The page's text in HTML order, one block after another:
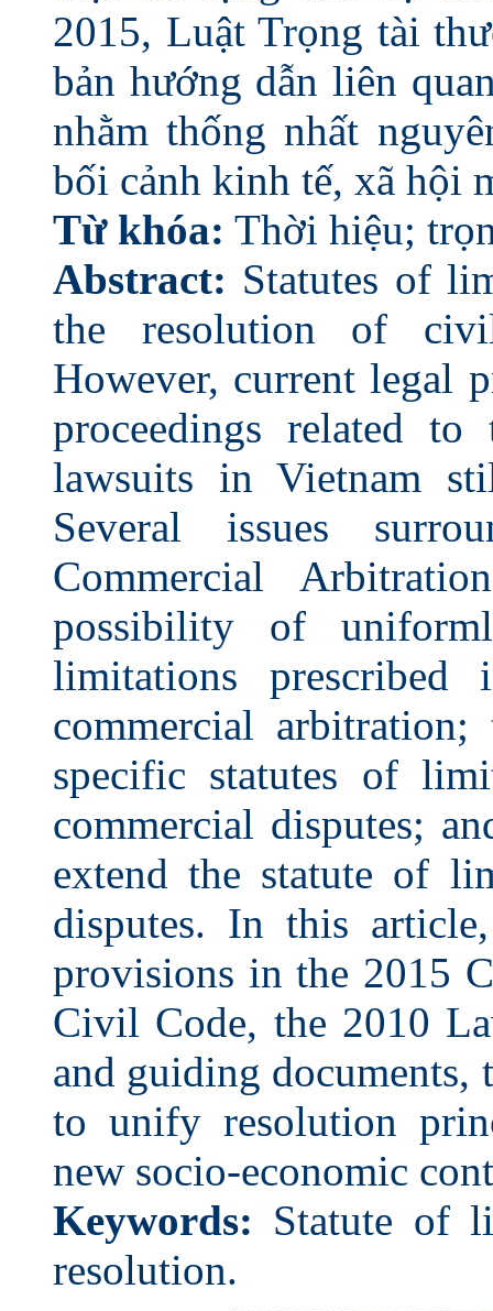
2015, Luật Trọng tài
bản hướng dẫn liên
nhằm thống nhất
bối cảnh kinh tế, xã hội
Từ khóa: Thời hiệu;
Abstract: Statutes of
the resolution of
However, current legal
proceedings related
lawsuits in Vietnam
Several issues
Commercial
possibility of
limitations
commercial
specific statutes of
commercial disputes;
extend the statute of
disputes. In this
provisions in the 2015
Civil Code, the 2010
and guiding documents,
to unify resolution
new socio-economic
Keywords: Statute of
resolution.